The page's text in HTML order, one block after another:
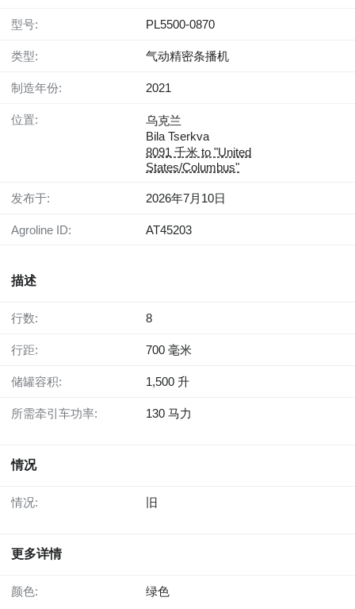
型号: PL5500-0870
类型: 气动精密条播机
制造年份: 2021
位置:
乌克兰
Bila Tserkva
8091 千米 to "United
States/Columbus"
发布于: 2026年7月10日
Agroline ID: AT45203
描述
行数: 8
行距: 700 毫米
储罐容积: 1,500 升
所需牵引车功率: 130 马力
情况
情况: 旧
更多详情
颜色: 绿色